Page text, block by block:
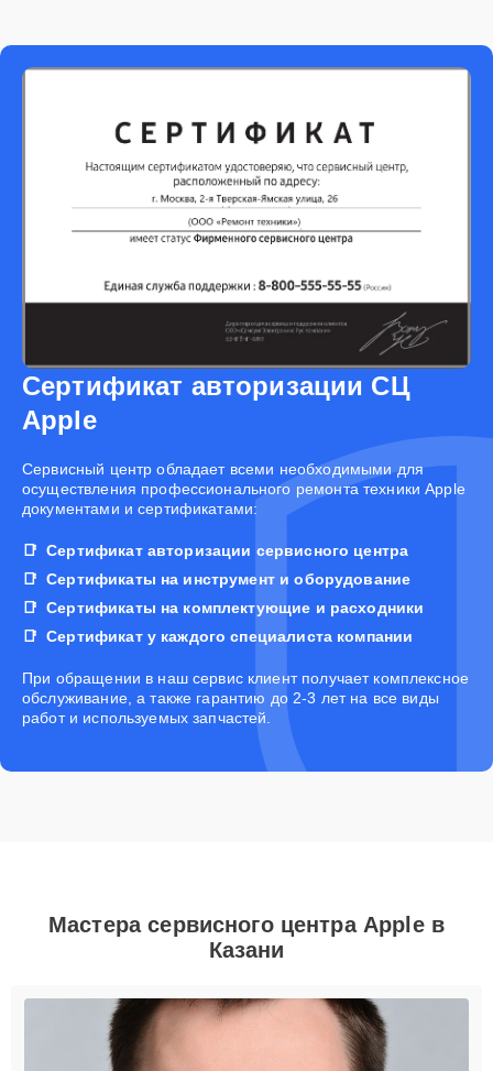
Сертификат авторизации СЦ
Apple
Cервисный центр обладает всеми необходимыми для
осуществления профессионального ремонта техники Apple
документами и сертификатами:
Сертификат авторизации сервисного центра
Сертификаты на инструмент и оборудование
Сертификаты на комплектующие и расходники
Сертификат у каждого специалиста компании
При обращении в наш сервис клиент получает комплексное
обслуживание, а также гарантию до 2-3 лет на все виды
работ и используемых запчастей.
Мастера сервисного центра Apple в
Казани